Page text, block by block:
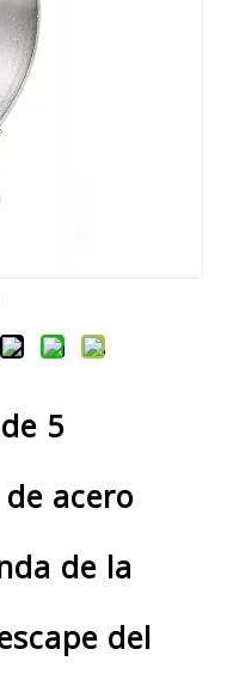
5
acero
de la
del